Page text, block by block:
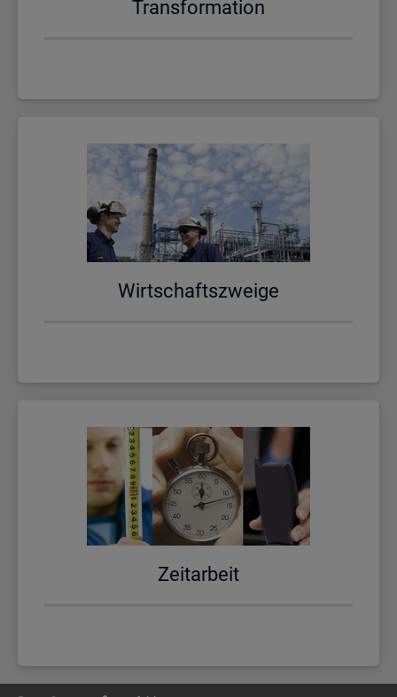
Trans­for­ma­ti­on
Wirt­schafts­zwei­ge
Zeit­ar­beit